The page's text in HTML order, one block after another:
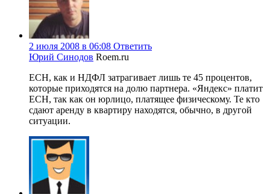
2 июля 2008 в 06:08 Ответить
Юрий Синодов Roem.ru
ЕСН, как и НДФЛ затрагивает лишь те 45 процентов,
которые приходятся на долю партнера. «Яндекс» платит
ЕСН, так как он юрлицо, платящее физическому. Те кто
сдают аренду в квартиру находятся, обычно, в другой
ситуации.